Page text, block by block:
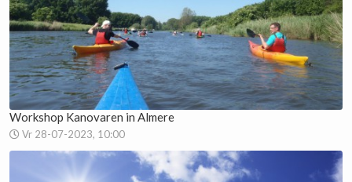
Workshop Kanovaren in Almere
Vr 28-07-2023, 10:00